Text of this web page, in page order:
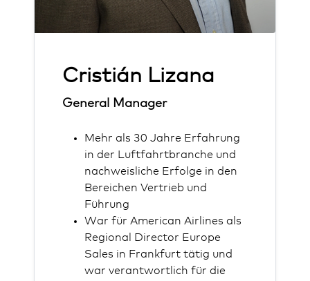
Cristián Lizana
General Manager
Mehr als 30 Jahre Erfahrung
in der Luftfahrtbranche und
nachweisliche Erfolge in den
Bereichen Vertrieb und
Führung
War für American Airlines als
Regional Director Europe
Sales in Frankfurt tätig und
war verantwortlich für die